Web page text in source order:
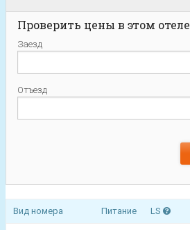
Проверить цены в этом отеле
Заезд
Отъезд
Вид номера Питание LS